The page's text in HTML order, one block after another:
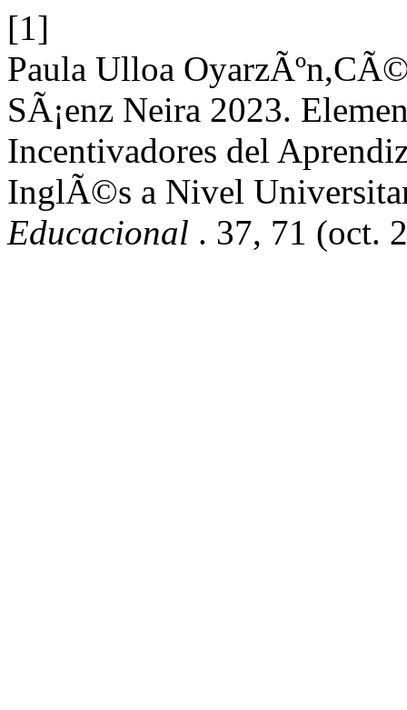
[1]
Paula Ulloa
SÃ¡enz Neira 2023.
Incentivadores del
InglÃ©s a Nivel
Educacional . 37, 71 (oct.